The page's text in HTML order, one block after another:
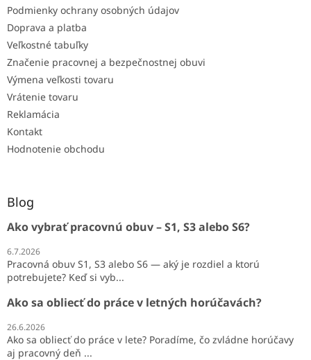
Podmienky ochrany osobných údajov
Doprava a platba
Veľkostné tabuľky
Značenie pracovnej a bezpečnostnej obuvi
Výmena veľkosti tovaru
Vrátenie tovaru
Reklamácia
Kontakt
Hodnotenie obchodu
Blog
Ako vybrať pracovnú obuv – S1, S3 alebo S6?
6.7.2026
Pracovná obuv S1, S3 alebo S6 — aký je rozdiel a ktorú
potrebujete? Keď si vyb...
Ako sa obliecť do práce v letných horúčavách?
26.6.2026
Ako sa obliecť do práce v lete? Poradíme, čo zvládne horúčavy
aj pracovný deň ...